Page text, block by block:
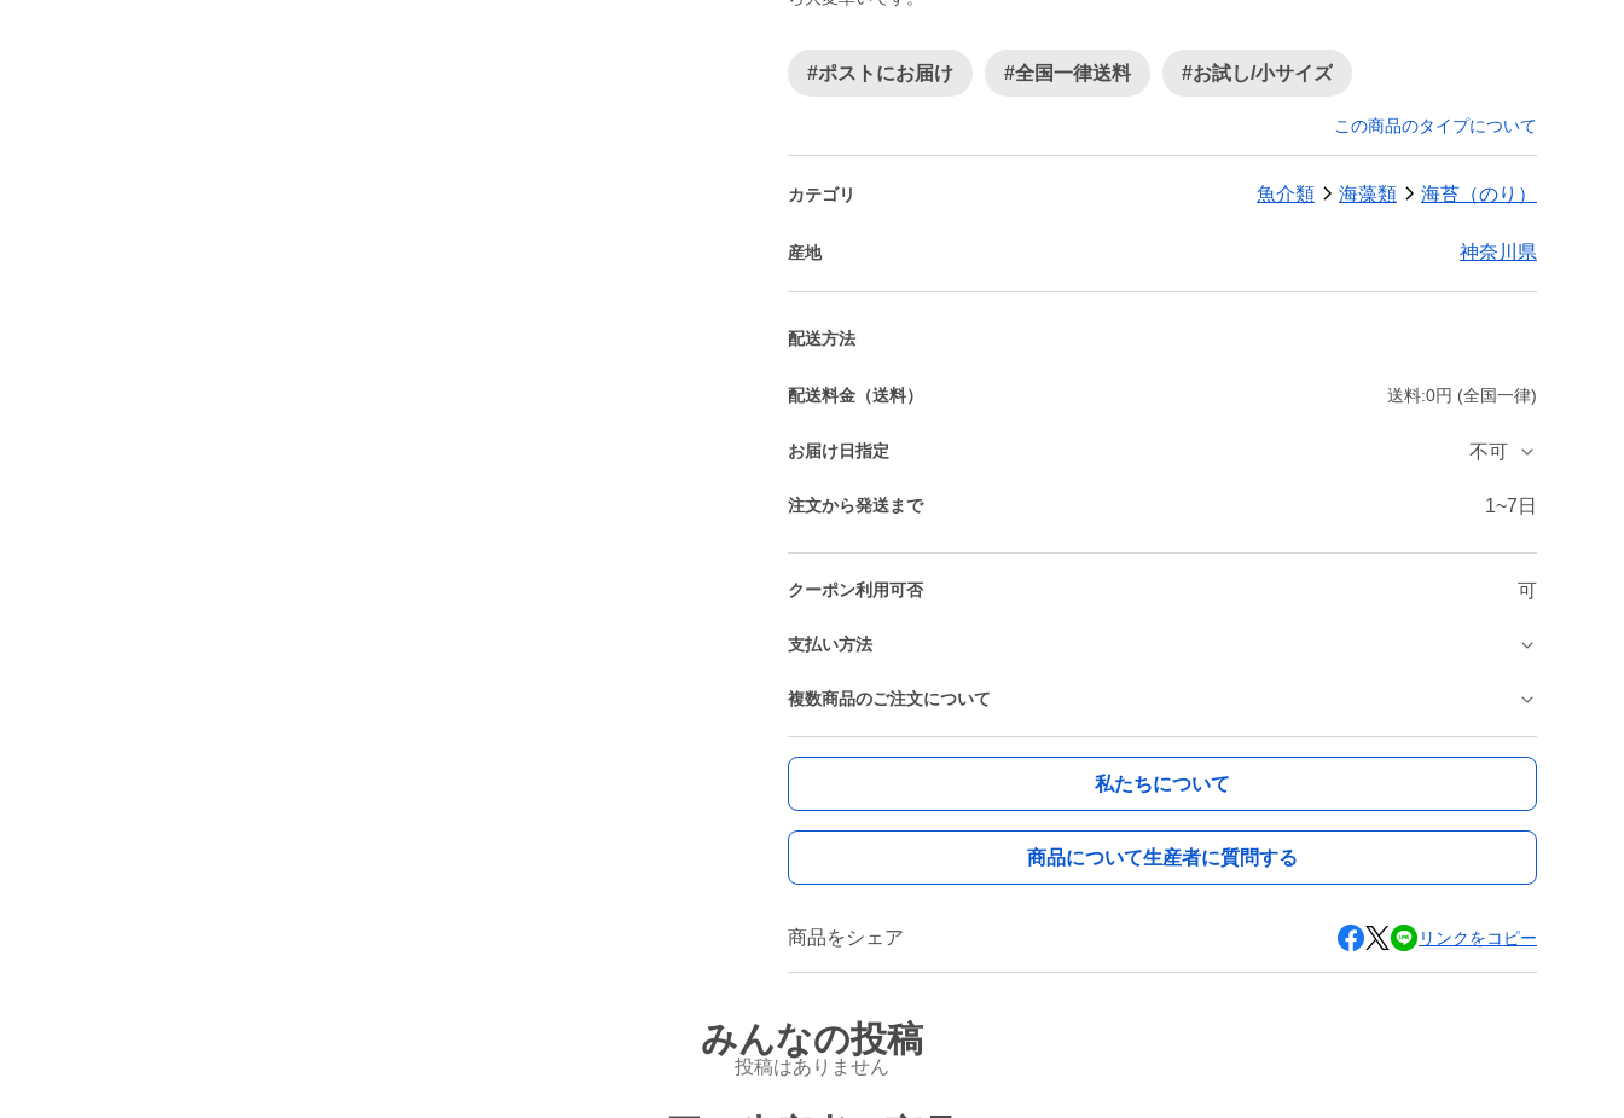
#ポストにお届け #全国一律送料 #お試し/小サイズ
この商品のタイプについて
カテゴリ 魚介類 海藻類 海苔（のり）
産地 神奈川県
配送方法
配送料金（送料） 送料:0円 (全国一律)
お届け日指定 不可
注文から発送まで 1~7日
クーポン利用可否 可
支払い方法
複数商品のご注文について
私たちについて
商品について生産者に質問する
商品をシェア リンクをコピー
みんなの投稿
投稿はありません